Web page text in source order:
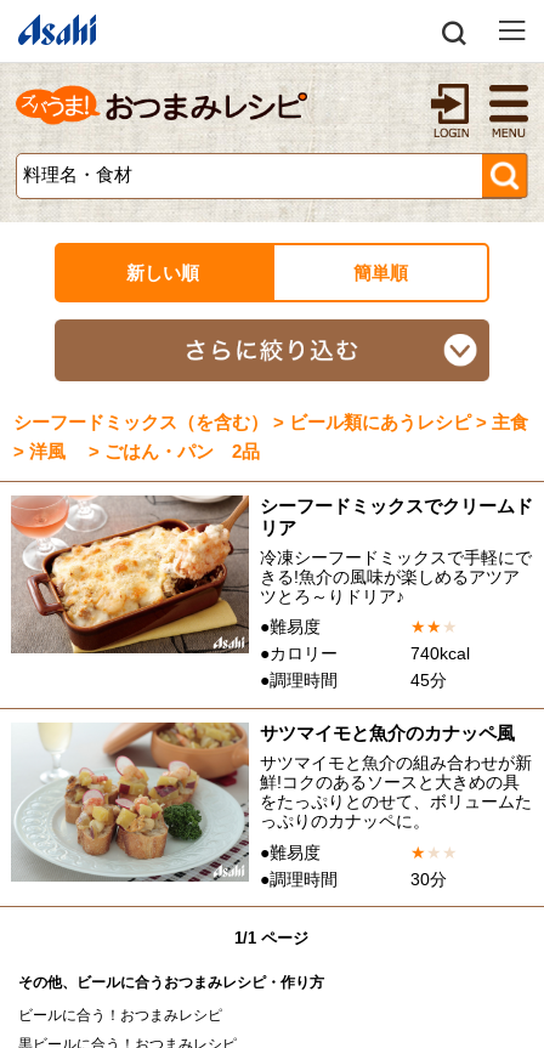
新しい順 簡単順
シーフードミックス（を含む） > ビール類にあうレシピ > 主食
> 洋風 > ごはん・パン 2品
シーフードミックスでクリームド
リア
冷凍シーフードミックスで手軽にで
きる!魚介の風味が楽しめるアツア
ツとろ～りドリア♪
●難易度
★★★
●カロリー
740kcal
●調理時間
45分
サツマイモと魚介のカナッペ風
サツマイモと魚介の組み合わせが新
鮮!コクのあるソースと大きめの具
をたっぷりとのせて、ボリュームた
っぷりのカナッペに。
●難易度
★★ ★
●調理時間
30分
1/1 ページ
その他、ビールに合うおつまみレシピ・作り方
ビールに合う！おつまみレシピ